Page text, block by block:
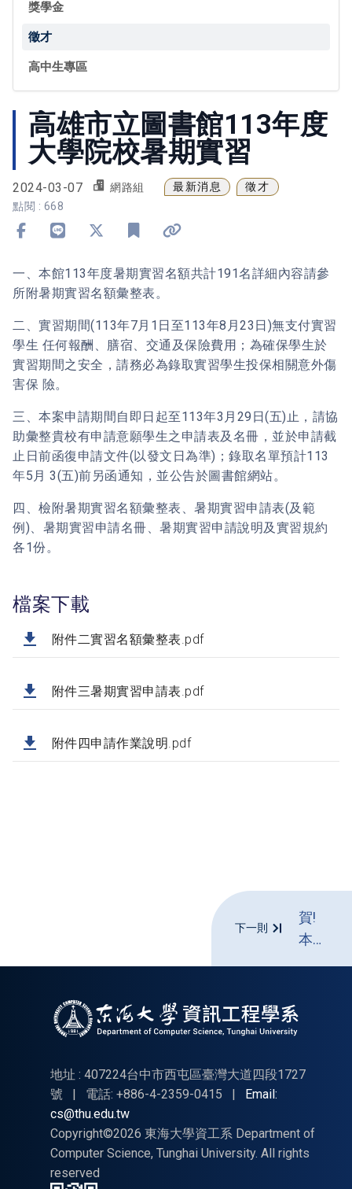
獎學金
徵才
高中生專區
高雄市立圖書館113年度
大學院校暑期實習
2024-03-07 網路組 最新消息
徵才
點閱 : 668
一、本館113年度暑期實習名額共計191名詳細內容請參
所附暑期實習名額彙整表。
二、實習期間(113年7月1日至113年8月23日)無支付實習
學生 任何報酬、膳宿、交通及保險費用；為確保學生於
實習期間之安全，請務必為錄取實習學生投保相關意外傷
害保 險。
三、本案申請期間自即日起至113年3月29日(五)止，請協
助彙整貴校有申請意願學生之申請表及名冊，並於申請截
止日前函復申請文件(以發文日為準)；錄取名單預計113
年5月 3(五)前另函通知，並公告於圖書館網站。
四、檢附暑期實習名額彙整表、暑期實習申請表(及範
例)、暑期實習申請名冊、暑期實習申請說明及實習規約
各1份。
檔案下載
附件二實習名額彙整表.pdf
附件三暑期實習申請表.pdf
附件四申請作業說明.pdf
下一則
賀!
本系
BEST
AWARD
地址 : 407224台中市西屯區臺灣大道四段1727
號
| 電話: +886-4-2359-0415 |
Email:
cs@thu.edu.tw
Copyright©2026 東海大學資工系 Department of
Computer Science, Tunghai University. All rights
reserved